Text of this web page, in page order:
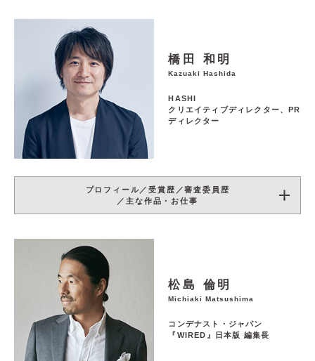
橋田 和明
Kazuaki Hashida
HASHI
クリエイティブディレクター、PR
ディレクター
プロフィール／受賞歴／審査委員歴
／主な作品・お仕事
松島 倫明
Michiaki Matsushima
コンデナスト・ジャパン
『WIRED』日本版 編集長